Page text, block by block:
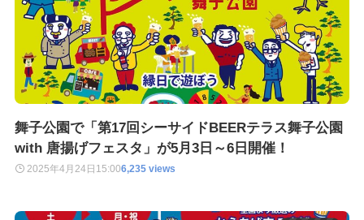
舞子公園で「第17回シーサイドBEERテラス舞子公園
with 唐揚げフェスタ」が5月3日～6日開催！
2025年4月24日 15:006,235 views